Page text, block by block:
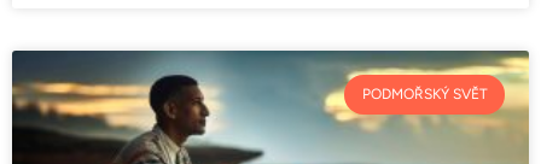
PODMOŘSKÝ SVĚT